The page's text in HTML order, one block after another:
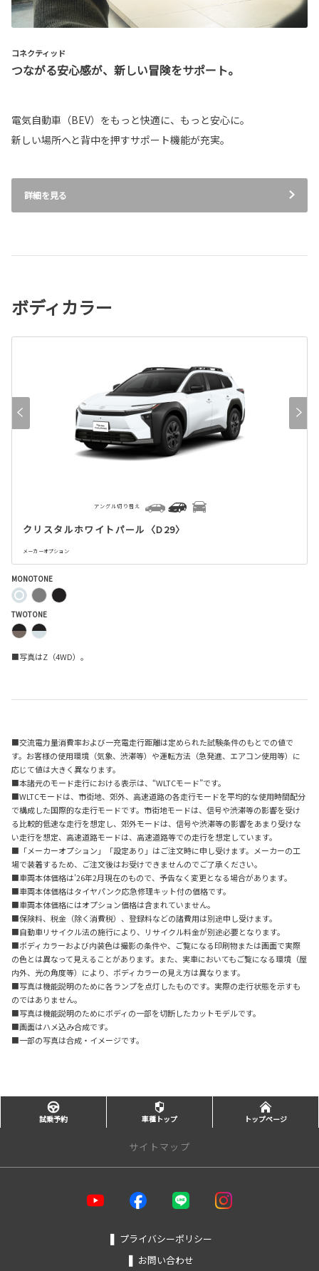
コネクティッド
つながる安心感が、新しい冒険をサポート。
電気自動車（BEV）をもっと快適に、もっと安心に。
新しい場所へと背中を押すサポート機能が充実。
詳細を見る
ボディカラー
クリスタルホワイトパール〈D29〉
メーカーオプション
アングル切り替え
MONOTONE
TWOTONE
■写真はZ（4WD）。
■交流電力量消費率および一充電走行距離は定められた試験条件のもとでの値で
す。お客様の使用環境（気象、渋滞等）や運転方法（急発進、エアコン使用等）に
応じて値は大きく異なります。
■本諸元のモード走行における表示は、“WLTCモード”です。
■WLTCモードは、市街地、郊外、高速道路の各走行モードを平均的な使用時間配分
で構成した国際的な走行モードです。市街地モードは、信号や渋滞等の影響を受け
る比較的低速な走行を想定し、郊外モードは、信号や渋滞等の影響をあまり受けな
い走行を想定、高速道路モードは、高速道路等での走行を想定しています。
■「メーカーオプション」「設定あり」はご注文時に申し受けます。メーカーの工
場で装着するため、ご注文後はお受けできませんのでご了承ください。
■車両本体価格は'26年2月現在のもので、予告なく変更となる場合があります。
■車両本体価格はタイヤパンク応急修理キット付の価格です。
■車両本体価格にはオプション価格は含まれていません。
■保険料、税金（除く消費税）、登録料などの諸費用は別途申し受けます。
■自動車リサイクル法の施行により、リサイクル料金が別途必要となります。
■ボディカラーおよび内装色は撮影の条件や、ご覧になる印刷物または画面で実際
の色とは異なって見えることがあります。また、実車においてもご覧になる環境（屋
内外、光の角度等）により、ボディカラーの見え方は異なります。
■写真は機能説明のために各ランプを点灯したものです。実際の走行状態を示すも
のではありません。
■写真は機能説明のためにボディの一部を切断したカットモデルです。
■画面はハメ込み合成です。
■一部の写真は合成・イメージです。
試乗予約 車種トップ トップページ
サイトマップ
❚ プライバシーポリシー
❚ お問い合わせ